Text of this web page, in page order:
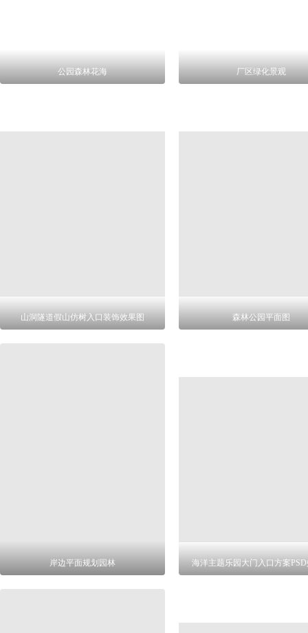
公园森林花海 厂区绿化景观
山洞隧道假山仿树入口装饰效果图 森林公园平面图
岸边平面规划园林 海洋主题乐园大门入口方案